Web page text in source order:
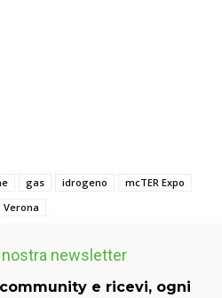
gas idrogeno
mcTER Expo
Verona
newsletter
e ricevi, ogni